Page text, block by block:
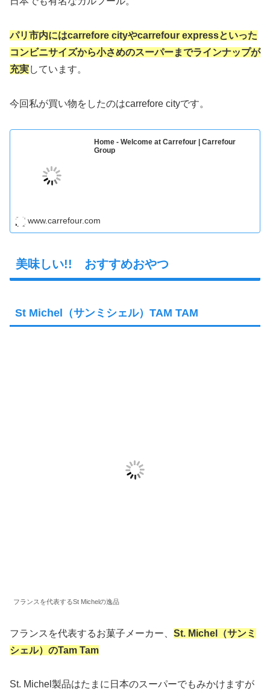
パリ市内にはcarrefore cityやcarrefour expressといった
コンビニサイズから小さめのスーパーまでラインナップが
充実しています。
今回私が買い物をしたのはcarrefore cityです。
Home - Welcome at Carrefour | Carrefour
Group
www.carrefour.com
美味しい!! おすすめおやつ
St Michel（サンミシェル）TAM TAM
フランスを代表するSt Michelの逸品
フランスを代表するお菓子メーカー、 St. Michel （サンミ
シェル） のTam Tam
St. Michel製品はたまに日本のスーパーでもみかけますが